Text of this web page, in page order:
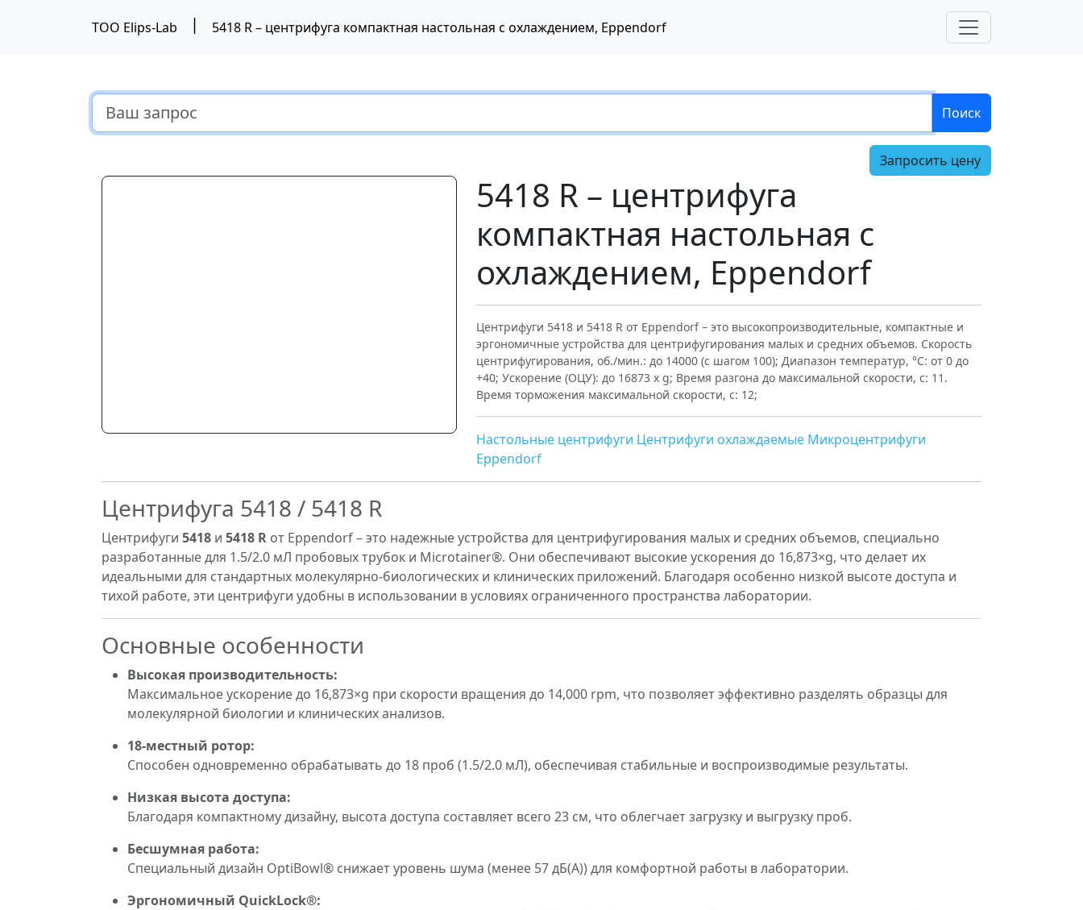
ТОО Elips-Lab | 5418 R – центрифуга компактная настольная с охлаждением, Eppendorf
Поиск
Запросить цену
5418 R – центрифуга
компактная настольная с
охлаждением, Eppendorf
Центрифуги 5418 и 5418 R от Eppendorf – это высокопроизводительные, компактные и
эргономичные устройства для центрифугирования малых и средних объемов. Скорость
центрифугирования, об./мин.: до 14000 (с шагом 100); Диапазон температур, °C: от 0 до
+40; Ускорение (ОЦУ): до 16873 x g; Время разгона до максимальной скорости, с: 11.
Время торможения максимальной скорости, с: 12;
Настольные центрифуги Центрифуги охлаждаемые Микроцентрифуги
Eppendorf
Центрифуга 5418 / 5418 R
Центрифуги 5418 и 5418 R от Eppendorf – это надежные устройства для центрифугирования малых и средних объемов, специально
разработанные для 1.5/2.0 мЛ пробовых трубок и Microtainer®. Они обеспечивают высокие ускорения до 16,873×g, что делает их
идеальными для стандартных молекулярно-биологических и клинических приложений. Благодаря особенно низкой высоте доступа и
тихой работе, эти центрифуги удобны в использовании в условиях ограниченного пространства лаборатории.
Основные особенности
Высокая производительность:
Максимальное ускорение до 16,873×g при скорости вращения до 14,000 rpm, что позволяет эффективно разделять образцы для
молекулярной биологии и клинических анализов.
18-местный ротор:
Способен одновременно обрабатывать до 18 проб (1.5/2.0 мЛ), обеспечивая стабильные и воспроизводимые результаты.
Низкая высота доступа:
Благодаря компактному дизайну, высота доступа составляет всего 23 см, что облегчает загрузку и выгрузку проб.
Бесшумная работа:
Специальный дизайн OptiBowl® снижает уровень шума (менее 57 дБ(A)) для комфортной работы в лаборатории.
Эргономичный QuickLock®: